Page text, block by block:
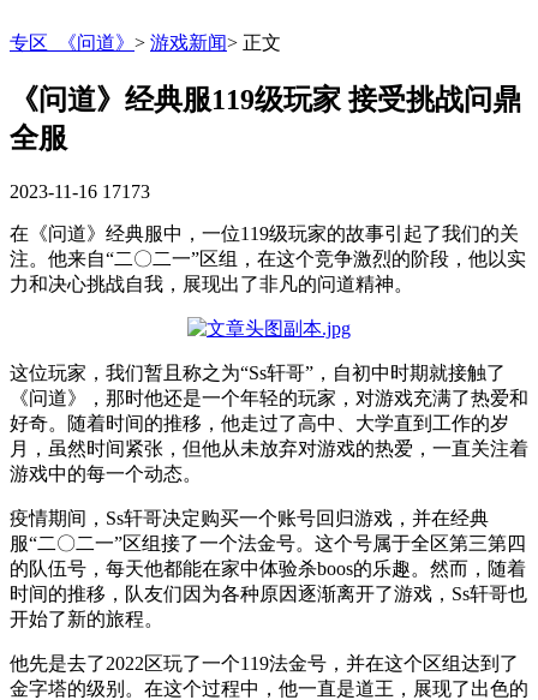
专区_《问道》 > 游戏新闻> 正文
《问道》经典服119级玩家 接受挑战问鼎
全服
2023-11-16 17173
在《问道》经典服中，一位119级玩家的故事引起了我们的关
注。他来自“二〇二一”区组，在这个竞争激烈的阶段，他以实
力和决心挑战自我，展现出了非凡的问道精神。
这位玩家，我们暂且称之为“Ss轩哥”，自初中时期就接触了
《问道》，那时他还是一个年轻的玩家，对游戏充满了热爱和
好奇。随着时间的推移，他走过了高中、大学直到工作的岁
月，虽然时间紧张，但他从未放弃对游戏的热爱，一直关注着
游戏中的每一个动态。
疫情期间，Ss轩哥决定购买一个账号回归游戏，并在经典
服“二〇二一”区组接了一个法金号。这个号属于全区第三第四
的队伍号，每天他都能在家中体验杀boos的乐趣。然而，随着
时间的推移，队友们因为各种原因逐渐离开了游戏，Ss轩哥也
开始了新的旅程。
他先是去了2022区玩了一个119法金号，并在这个区组达到了
金字塔的级别。在这个过程中，他一直是道王，展现了出色的